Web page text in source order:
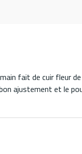
fait de cuir fleur
ajustement et le